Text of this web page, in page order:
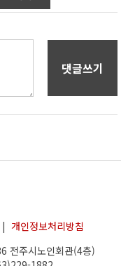
댓글쓰기
| 개인정보처리방침
전주시노인회관(4층)